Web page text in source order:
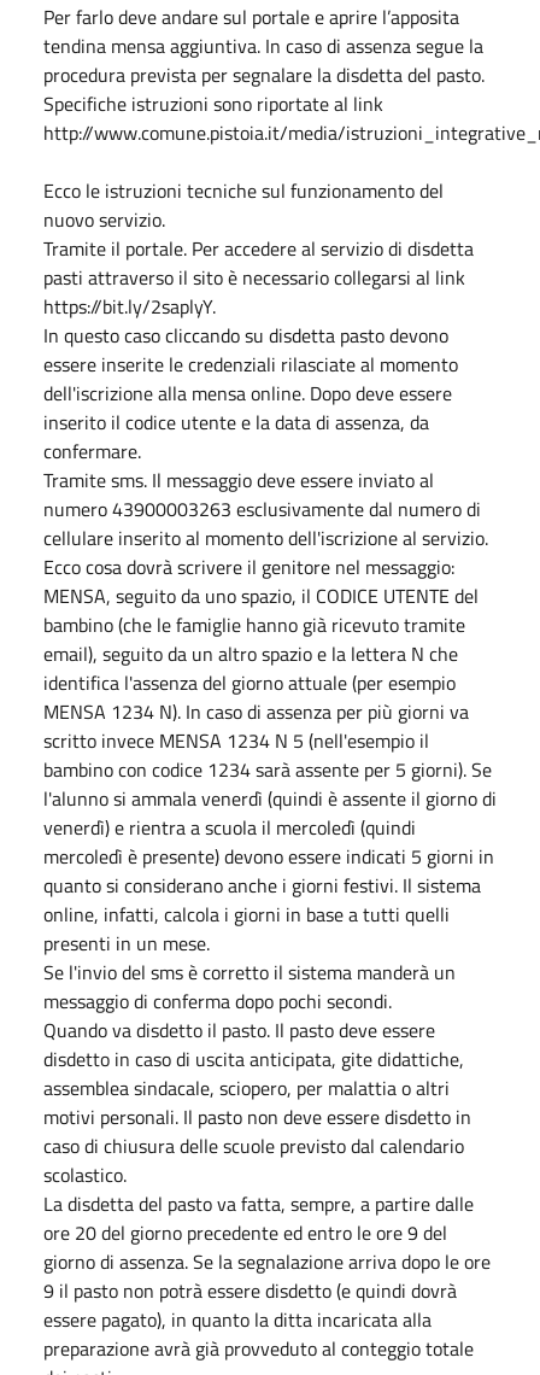
Per farlo deve andare sul portale e aprire l’apposita
tendina mensa aggiuntiva. In caso di assenza segue la
procedura prevista per segnalare la disdetta del pasto.
Specifiche istruzioni sono riportate al link
http://www.comune.pistoia.it/media/
Ecco le istruzioni tecniche sul funzionamento del
nuovo servizio.
Tramite il portale. Per accedere al servizio di disdetta
pasti attraverso il sito è necessario collegarsi al link
https://bit.ly/2saplyY.
In questo caso cliccando su disdetta pasto devono
essere inserite le credenziali rilasciate al momento
dell'iscrizione alla mensa online. Dopo deve essere
inserito il codice utente e la data di assenza, da
confermare.
Tramite sms. Il messaggio deve essere inviato al
numero 43900003263 esclusivamente dal numero di
cellulare inserito al momento dell'iscrizione al servizio.
Ecco cosa dovrà scrivere il genitore nel messaggio:
MENSA, seguito da uno spazio, il CODICE UTENTE del
bambino (che le famiglie hanno già ricevuto tramite
email), seguito da un altro spazio e la lettera N che
identifica l'assenza del giorno attuale (per esempio
MENSA 1234 N). In caso di assenza per più giorni va
scritto invece MENSA 1234 N 5 (nell'esempio il
bambino con codice 1234 sarà assente per 5 giorni). Se
l'alunno si ammala venerdì (quindi è assente il giorno di
venerdì) e rientra a scuola il mercoledì (quindi
mercoledì è presente) devono essere indicati 5 giorni in
quanto si considerano anche i giorni festivi. Il sistema
online, infatti, calcola i giorni in base a tutti quelli
presenti in un mese.
Se l'invio del sms è corretto il sistema manderà un
messaggio di conferma dopo pochi secondi.
Quando va disdetto il pasto. Il pasto deve essere
disdetto in caso di uscita anticipata, gite didattiche,
assemblea sindacale, sciopero, per malattia o altri
motivi personali. Il pasto non deve essere disdetto in
caso di chiusura delle scuole previsto dal calendario
scolastico.
La disdetta del pasto va fatta, sempre, a partire dalle
ore 20 del giorno precedente ed entro le ore 9 del
giorno di assenza. Se la segnalazione arriva dopo le ore
9 il pasto non potrà essere disdetto (e quindi dovrà
essere pagato), in quanto la ditta incaricata alla
preparazione avrà già provveduto al conteggio totale